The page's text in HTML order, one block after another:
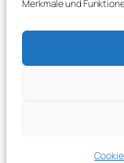
Merkmale und